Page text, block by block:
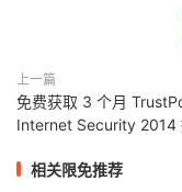
上一篇
免费获取 3 个月
Internet Security 2014
相关限免推荐